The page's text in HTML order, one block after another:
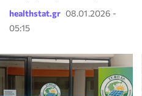
healthstat.gr 08.01.2026 -
05:15